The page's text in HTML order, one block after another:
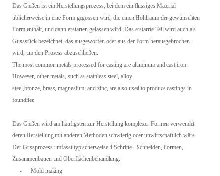
Das Gießen ist ein Herstellungsprozess, bei dem ein flüssiges Material
üblicherweise in eine Form gegossen wird, die einen Hohlraum der gewünschten
Form enthält, und dann erstarren gelassen wird. Das erstarrte Teil wird auch als
Gussstück bezeichnet, das ausgeworfen oder aus der Form herausgebrochen
wird, um den Prozess abzuschließen.
The most common metals processed for casting are aluminum and cast iron.
However, other metals, such as stainless steel, alloy
steel,bronze, brass, magnesium, and zinc, are also used to produce castings in
foundries.
Das Gießen wird am häufigsten zur Herstellung komplexer Formen verwendet,
deren Herstellung mit anderen Methoden schwierig oder unwirtschaftlich wäre.
Der Gussprozess umfasst typischerweise 4 Schritte - Schneiden, Formen,
Zusammenbauen und Oberflächenbehandlung.
-
Mold making